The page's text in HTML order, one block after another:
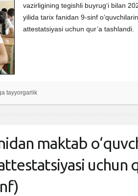
vazirligining tegishli buyrugʻi bilan
yilida tarix fanidan 9-sinf
attestatsiyasi uchun qur’a tashlandi.
tayyorgarlik
maktab
uchun